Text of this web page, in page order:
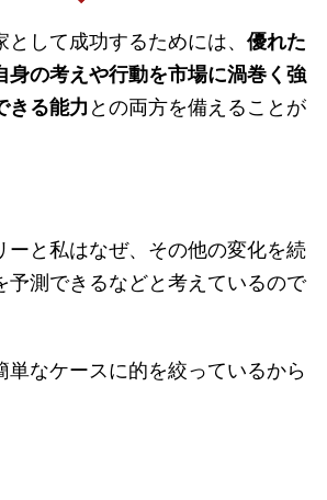
して成功するためには、 優れた
身の考えや行動を市場に渦巻く強
きる能力 との両方を備えることが
ーと私はなぜ、その他の変化を続
予測できるなどと考えているので
単なケースに的を絞っているから